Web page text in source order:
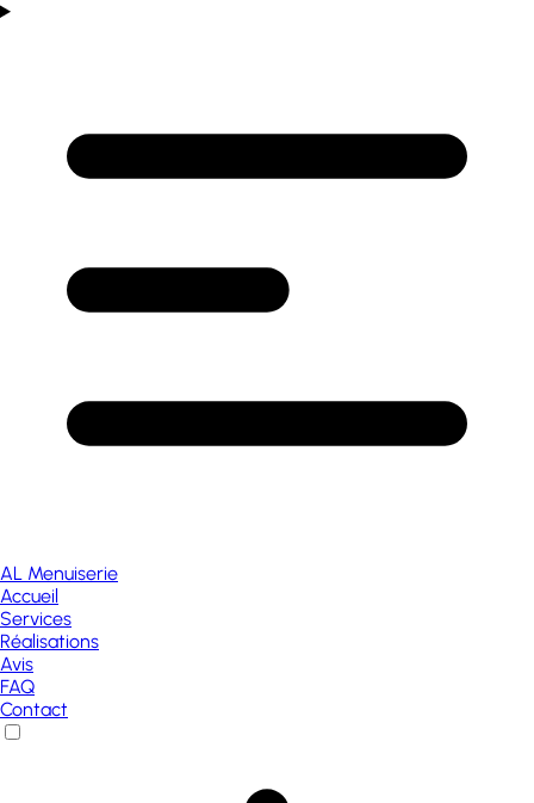
AL Menuiserie
Accueil
Services
Réalisations
Avis
FAQ
Contact